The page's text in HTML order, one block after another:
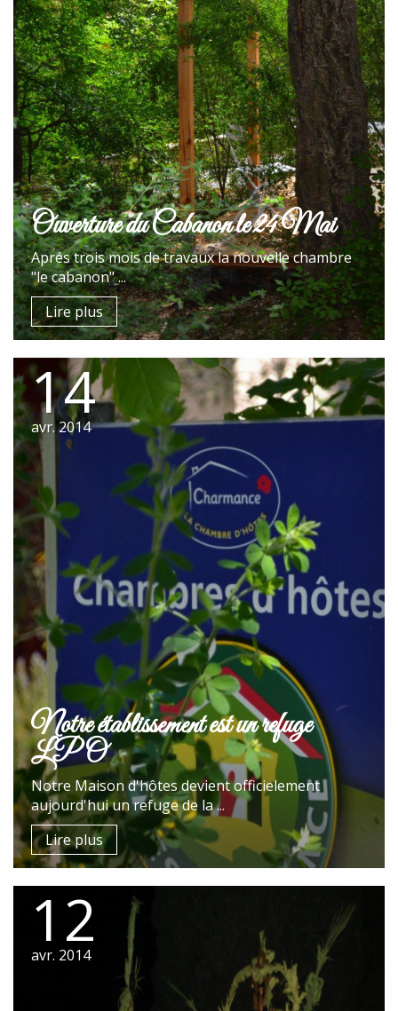
Ouverture du Cabanon le 24 Mai
Aprés trois mois de travaux la nouvelle chambre
"le cabanon" ...
Lire plus
14
avr. 2014
Notre établissement est un refuge
LPO
Notre Maison d'hôtes devient officielement
aujourd'hui un refuge de la ...
Lire plus
12
avr. 2014